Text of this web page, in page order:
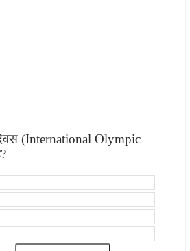
(International Olympic